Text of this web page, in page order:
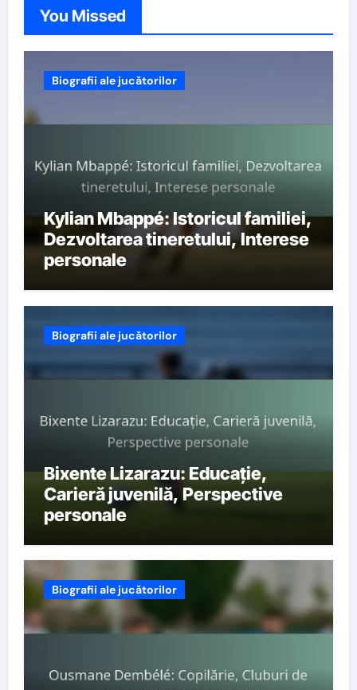
You Missed
Biografii ale jucătorilor
Kylian Mbappé: Istoricul familiei,
Dezvoltarea tineretului, Interese
personale
Biografii ale jucătorilor
Bixente Lizarazu: Educație,
Carieră juvenilă, Perspective
personale
Biografii ale jucătorilor